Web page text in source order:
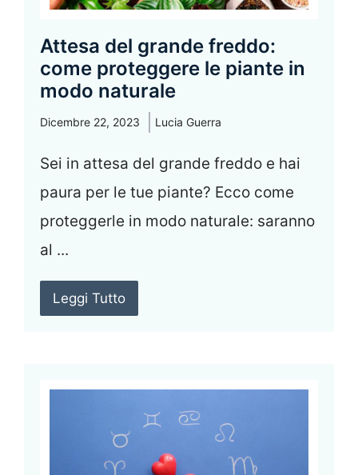
Attesa del grande freddo:
come proteggere le piante in
modo naturale
Dicembre 22, 2023 Lucia Guerra
Sei in attesa del grande freddo e hai
paura per le tue piante? Ecco come
proteggerle in modo naturale: saranno
al ...
Leggi Tutto